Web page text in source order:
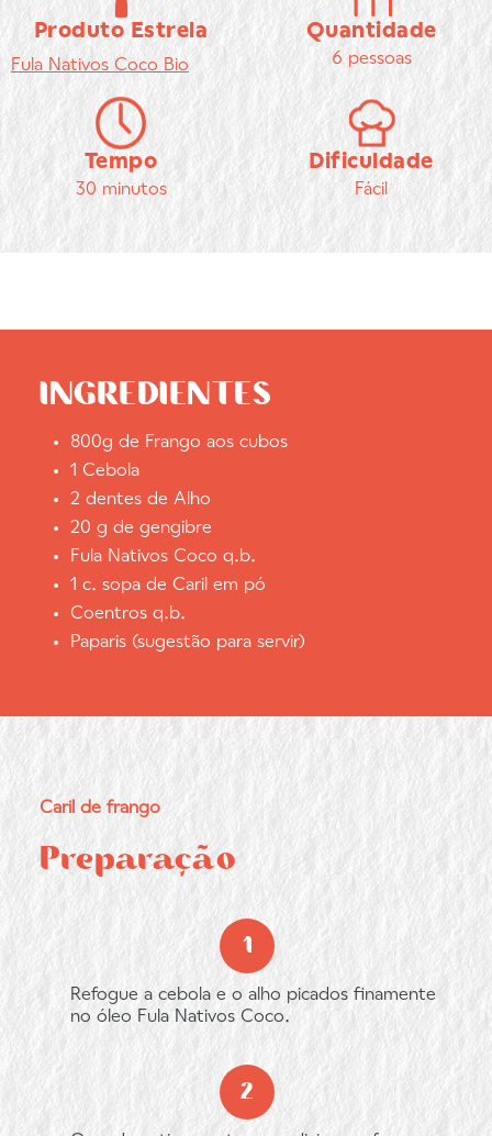
Produto Estrela
Fula Nativos Coco Bio
Quantidade
6 pessoas
Tempo
30 minutos
Dificuldade
Fácil
Caril de frango
Preparação
Refogue a cebola e o alho picados finamente
no óleo Fula Nativos Coco.
INGREDIENTES
800g de Frango aos cubos
1 Cebola
2 dentes de Alho
20 g de gengibre
Fula Nativos Coco q.b.
1 c. sopa de Caril em pó
Coentros q.b.
Paparis (sugestão para servir)